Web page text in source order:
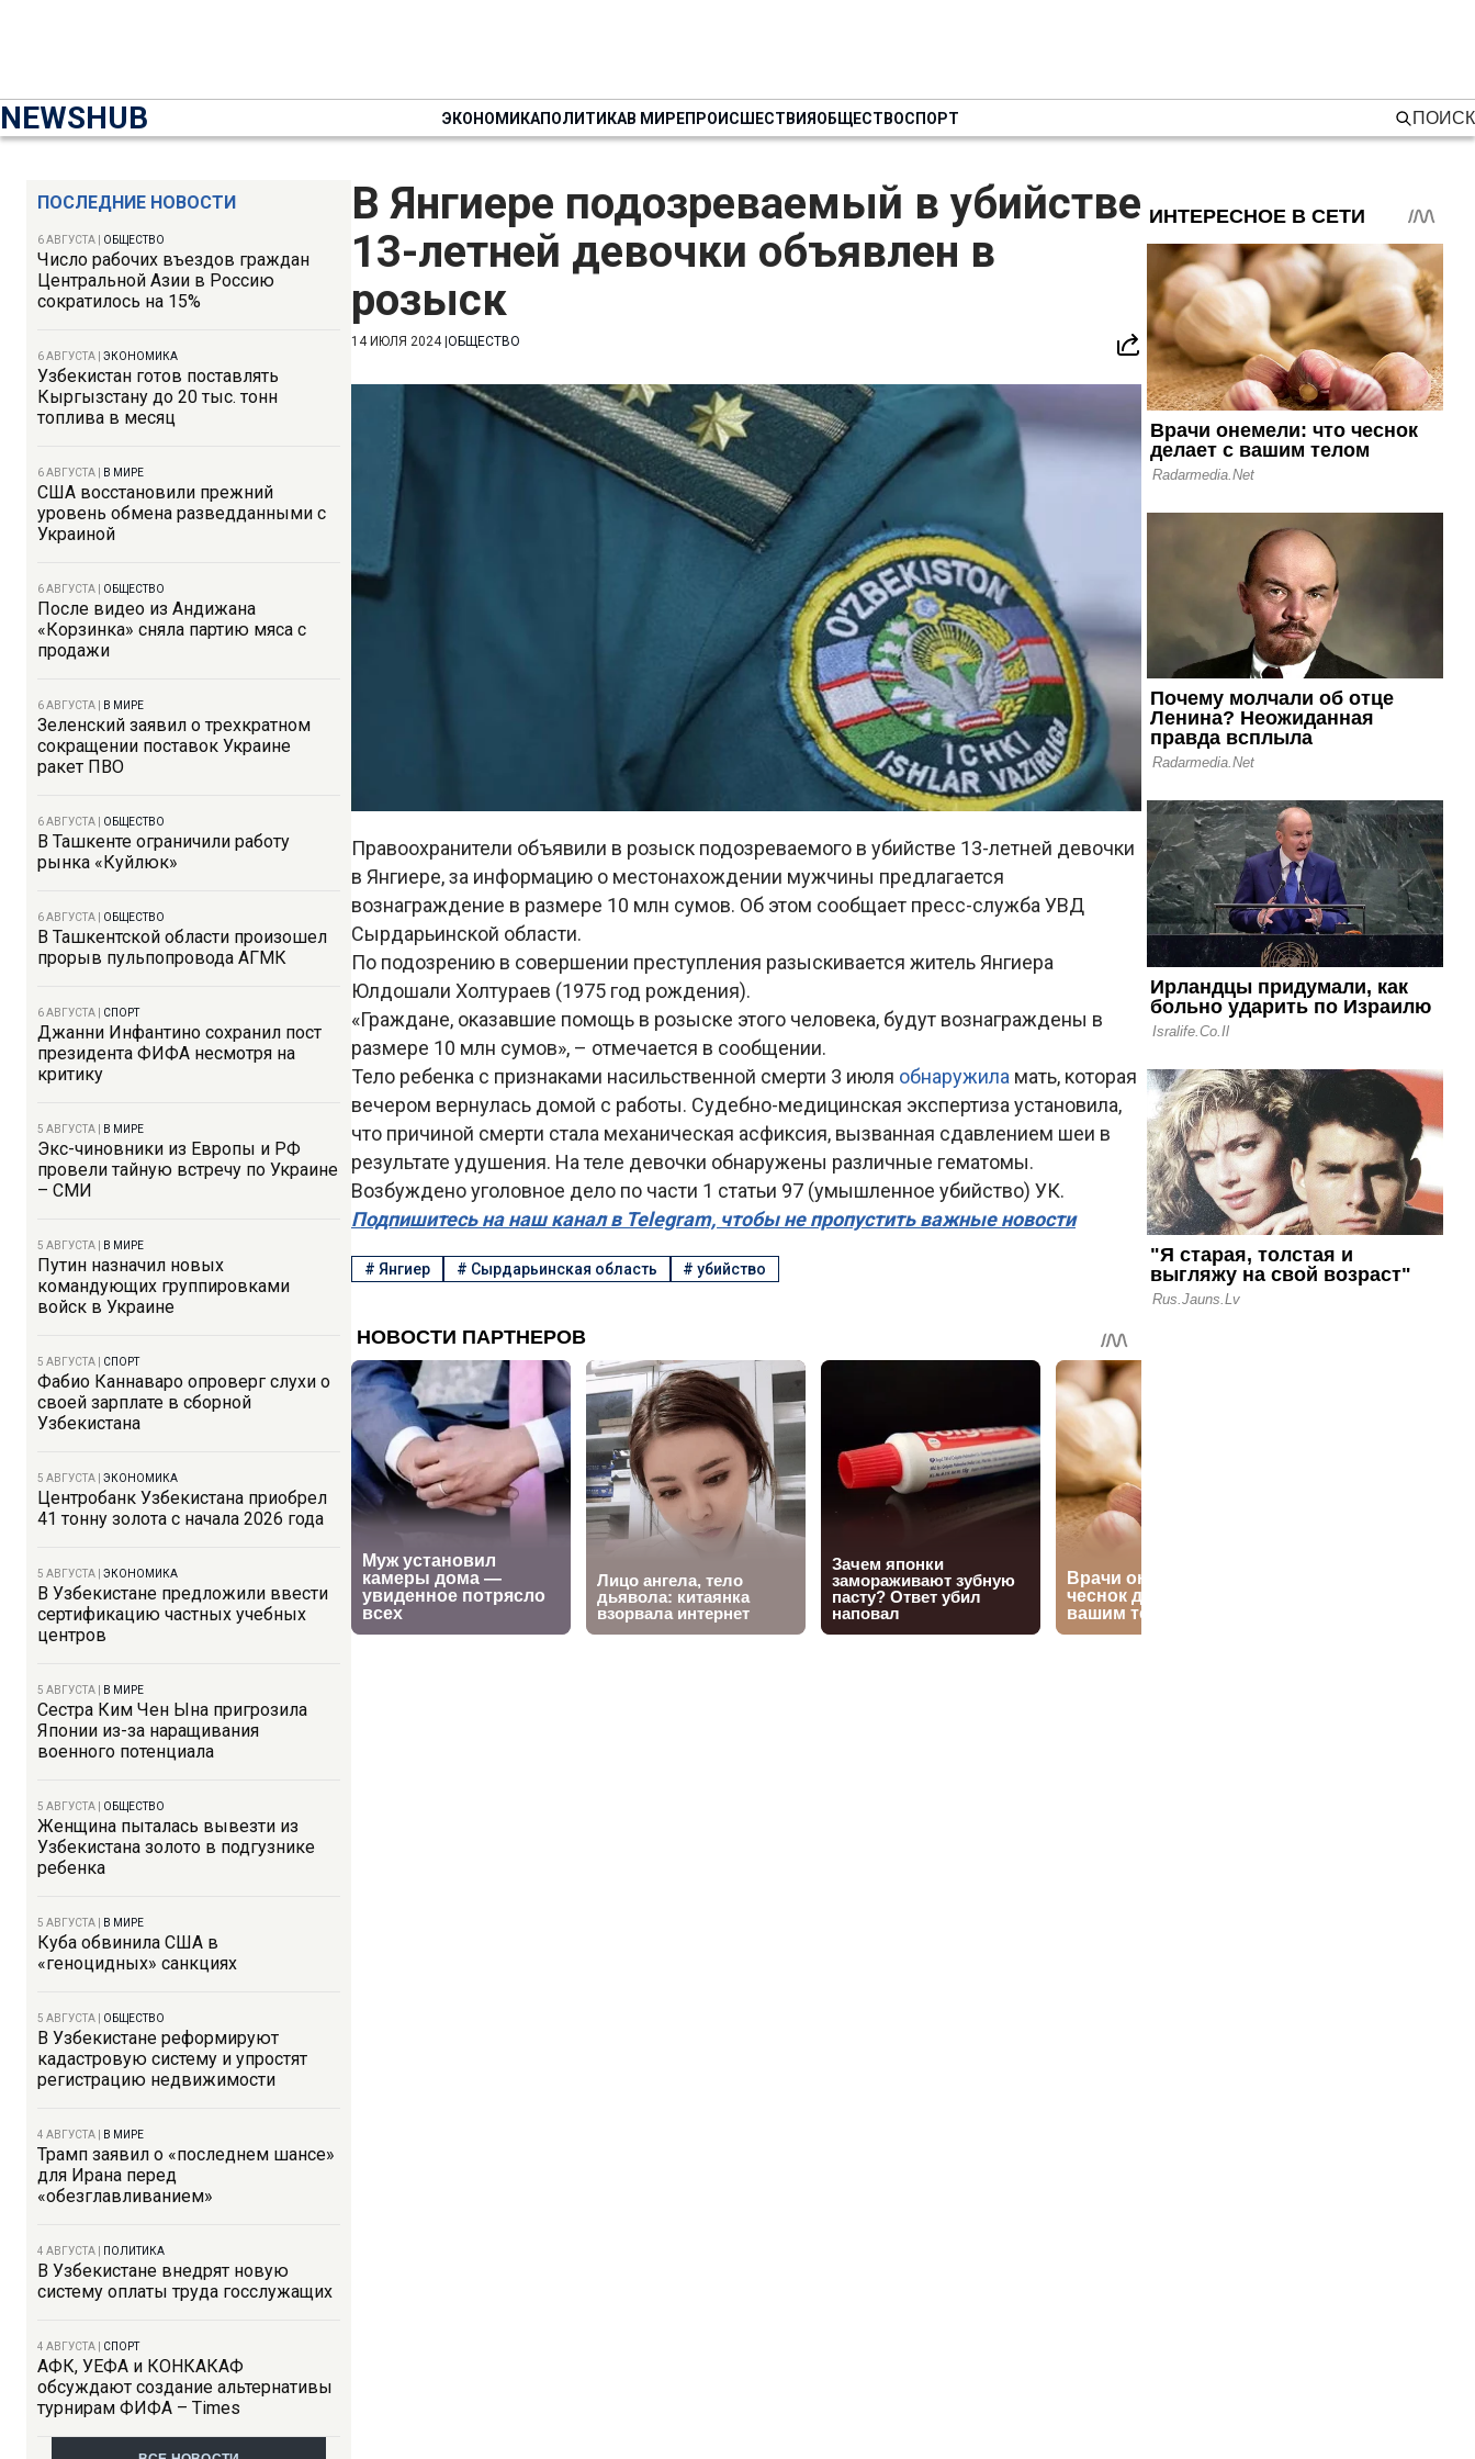
NEWSHUB ЭКОНОМИКАПОЛИТИКАВ МИРЕПРОИСШЕСТВИЯОБЩЕСТВОСПОРТ ПОИСК
ПОСЛЕДНИЕ НОВОСТИ
6 АВГУСТА ОБЩЕСТВО
Число рабочих въездов граждан
Центральной Азии в Россию
сократилось на 15%
6 АВГУСТА ЭКОНОМИКА
Узбекистан готов поставлять
Кыргызстану до 20 тыс. тонн
топлива в месяц
6 АВГУСТА В МИРЕ
США восстановили прежний
уровень обмена разведданными с
Украиной
6 АВГУСТА ОБЩЕСТВО
После видео из Андижана
«Корзинка» сняла партию мяса с
продажи
6 АВГУСТА В МИРЕ
Зеленский заявил о трехкратном
сокращении поставок Украине
ракет ПВО
6 АВГУСТА ОБЩЕСТВО
В Ташкенте ограничили работу
рынка «Куйлюк»
6 АВГУСТА ОБЩЕСТВО
В Ташкентской области произошел
прорыв пульпопровода АГМК
6 АВГУСТА СПОРТ
Джанни Инфантино сохранил пост
президента ФИФА несмотря на
критику
5 АВГУСТА В МИРЕ
Экс-чиновники из Европы и РФ
провели тайную встречу по Украине
– СМИ
5 АВГУСТА В МИРЕ
Путин назначил новых
командующих группировками
войск в Украине
5 АВГУСТА СПОРТ
Фабио Каннаваро опроверг слухи о
своей зарплате в сборной
Узбекистана
5 АВГУСТА ЭКОНОМИКА
Центробанк Узбекистана приобрел
41 тонну золота с начала 2026 года
5 АВГУСТА ЭКОНОМИКА
В Узбекистане предложили ввести
сертификацию частных учебных
центров
5 АВГУСТА В МИРЕ
Сестра Ким Чен Ына пригрозила
Японии из-за наращивания
военного потенциала
5 АВГУСТА ОБЩЕСТВО
Женщина пыталась вывезти из
Узбекистана золото в подгузнике
ребенка
5 АВГУСТА В МИРЕ
Куба обвинила США в
«геноцидных» санкциях
5 АВГУСТА ОБЩЕСТВО
В Узбекистане реформируют
кадастровую систему и упростят
регистрацию недвижимости
4 АВГУСТА В МИРЕ
Трамп заявил о «последнем шансе»
для Ирана перед
«обезглавливанием»
4 АВГУСТА ПОЛИТИКА
В Узбекистане внедрят новую
систему оплаты труда госслужащих
4 АВГУСТА СПОРТ
АФК, УЕФА и КОНКАКАФ
обсуждают создание альтернативы
турнирам ФИФА – Times
В Янгиере подозреваемый в убийстве
13-летней девочки объявлен в
розыск
14 ИЮЛЯ 2024| ОБЩЕСТВО
Правоохранители объявили в розыск подозреваемого в убийстве 13-летней девочки
в Янгиере, за информацию о местонахождении мужчины предлагается
вознаграждение в размере 10 млн сумов. Об этом сообщает пресс-служба УВД
Сырдарьинской области.
По подозрению в совершении преступления разыскивается житель Янгиера
Юлдошали Холтураев (1975 год рождения).
«Граждане, оказавшие помощь в розыске этого человека, будут вознаграждены в
размере 10 млн сумов», – отмечается в сообщении.
Тело ребенка с признаками насильственной смерти 3 июля обнаружила мать, которая
вечером вернулась домой с работы. Судебно-медицинская экспертиза установила,
что причиной смерти стала механическая асфиксия, вызванная сдавлением шеи в
результате удушения. На теле девочки обнаружены различные гематомы.
Возбуждено уголовное дело по части 1 статьи 97 (умышленное убийство) УК.
Подпишитесь на наш канал в Telegram, чтобы не пропустить важные новости
# Янгиер # Сырдарьинская область #убийство